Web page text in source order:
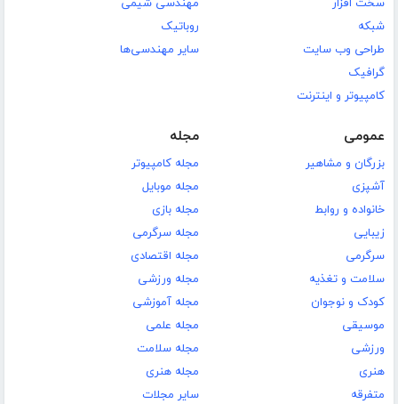
سخت افزار
شبکه
طراحی وب سایت
گرافیک
کامپیوتر و اینترنت
مهندسی شیمی
روباتیک
سایر مهندسی‌ها
عمومی
بزرگان و مشاهیر
آشپزی
خانواده و روابط
زیبایی
سرگرمی
سلامت و تغذیه
کودک و نوجوان
موسیقی
ورزشی
هنری
متفرقه
مجله
مجله کامپیوتر
مجله موبایل
مجله بازی
مجله سرگرمی
مجله اقتصادی
مجله ورزشی
مجله آموزشی
مجله علمی
مجله سلامت
مجله هنری
سایر مجلات